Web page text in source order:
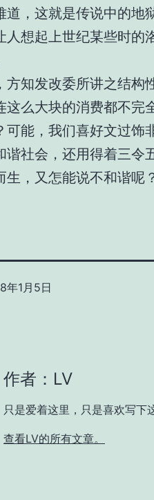
道，这就是传说中的地
人想起上世纪某些时的
方知发改委所讲之结构
这么大块的消费都不完
可能，我们喜好文过饰
谐社会，还用得着三令
生，又怎能说不和谐呢
年1月5日
作者：LV
只是爱着这里，只是喜欢写下
查看LV的所有文章。